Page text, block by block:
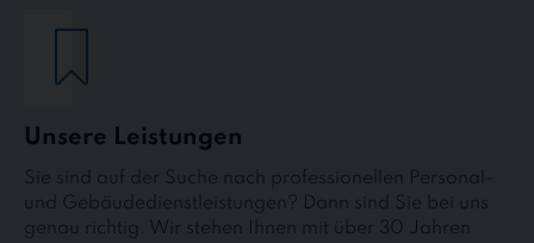
Unsere Leistungen
Sie sind auf der Suche nach professionellen Personal-
und Gebäudedienstleistungen? Dann sind Sie bei uns
genau richtig. Wir stehen Ihnen mit über 30 Jahren